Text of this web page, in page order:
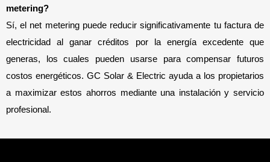
metering?
Sí, el net metering puede reducir significativamente tu factura de
electricidad al ganar créditos por la energía excedente que
generas, los cuales pueden usarse para compensar futuros
costos energéticos. GC Solar & Electric ayuda a los propietarios
a maximizar estos ahorros mediante una instalación y servicio
profesional.